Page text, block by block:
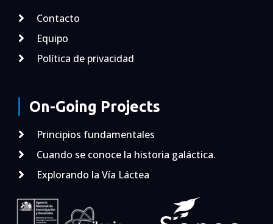
Contacto
Equipo
Política de privacidad
On-Going Projects
Principios fundamentales
Cuando se conoce la historia galáctica.
Explorando la Vía Láctea